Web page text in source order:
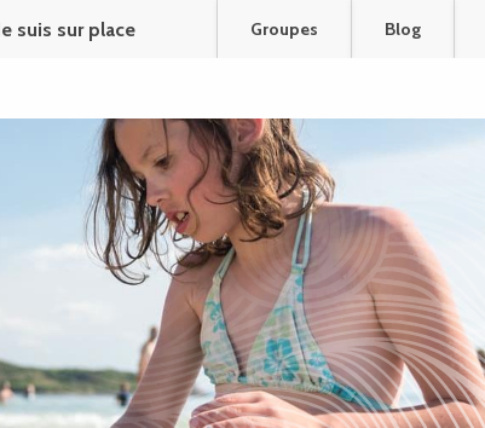
suis sur place Groupes Blog